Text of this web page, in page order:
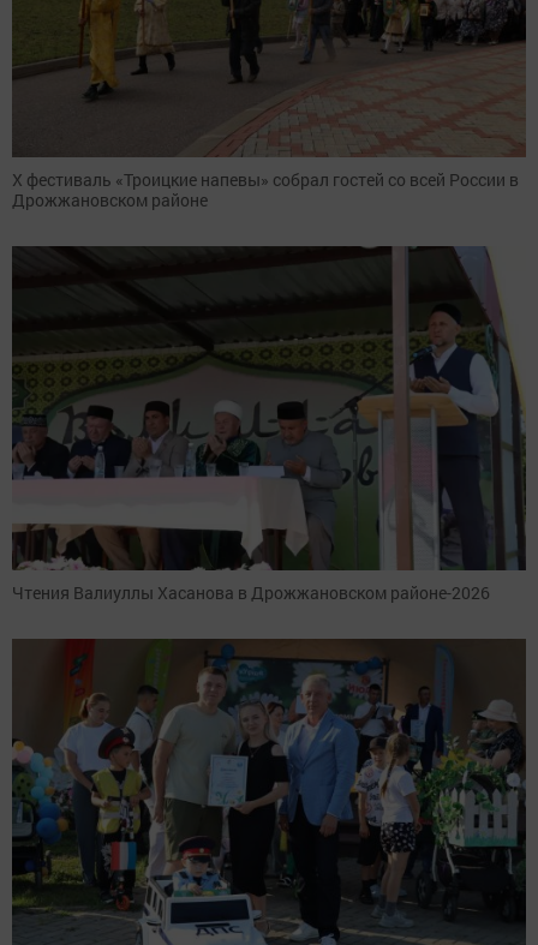
X фестиваль «Троицкие напевы» собрал гостей со всей России в
Дрожжановском районе
Чтения Валиуллы Хасанова в Дрожжановском районе-2026